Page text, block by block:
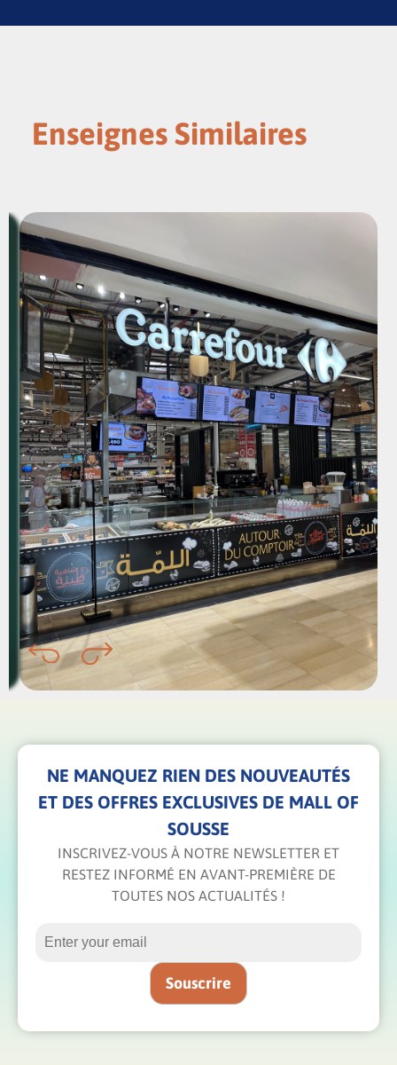
Enseignes Similaires
NE MANQUEZ RIEN DES NOUVEAUTÉS
ET DES OFFRES EXCLUSIVES DE MALL OF
SOUSSE
INSCRIVEZ-VOUS À NOTRE NEWSLETTER ET
RESTEZ INFORMÉ EN AVANT-PREMIÈRE DE
TOUTES NOS ACTUALITÉS !